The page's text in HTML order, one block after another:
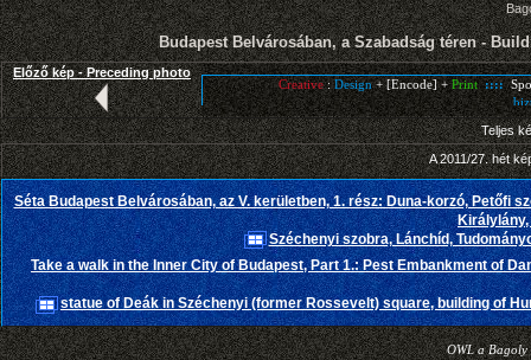
Budapest Belvárosában, a Szabadság téren -
Előző kép - Preceding photo
Teljes
A 2011/27. hét
Séta Budapest Belvárosában, az V. kerületben, 1. rész: Duna-korzó, Petőfi
Széchenyi szobra, Lánchíd,
Take a walk in the Inner City of Budapest, Part 1.: Pest Embankment of
statue of Deák in Széchenyi (former Rossevelt) square, building of